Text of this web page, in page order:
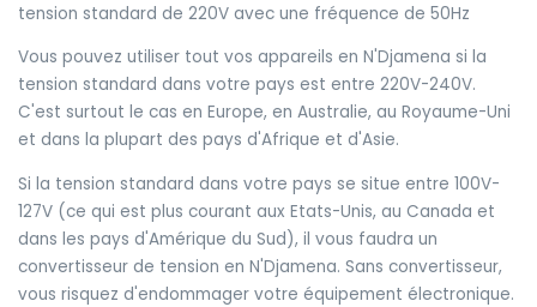
tension standard de 220V avec une fréquence de 50Hz
Vous pouvez utiliser tout vos appareils en N'Djamena si la
tension standard dans votre pays est entre 220V-240V.
C'est surtout le cas en Europe, en Australie, au Royaume-Uni
et dans la plupart des pays d'Afrique et d'Asie.
Si la tension standard dans votre pays se situe entre 100V-
127V (ce qui est plus courant aux Etats-Unis, au Canada et
dans les pays d'Amérique du Sud), il vous faudra un
convertisseur de tension en N'Djamena. Sans convertisseur,
vous risquez d'endommager votre équipement électronique.